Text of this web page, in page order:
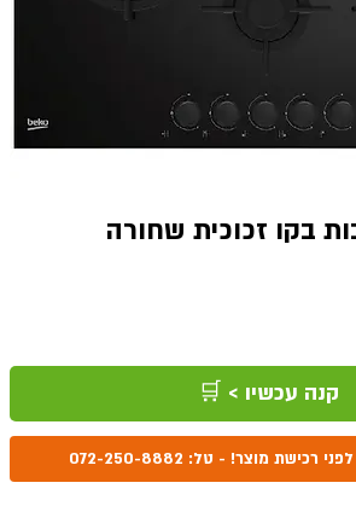
גז 5 להבות בקו זכוכית שחורה
קנה עכשיו > 🛒
מוצר! - טל: 072-250-8882